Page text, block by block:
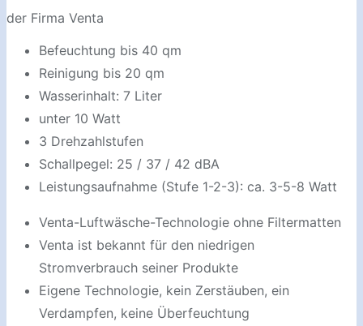
der Firma Venta
Befeuchtung bis 40 qm
Reinigung bis 20 qm
Wasserinhalt: 7 Liter
unter 10 Watt
3 Drehzahlstufen
Schallpegel: 25 / 37 / 42 dBA
Leistungsaufnahme (Stufe 1-2-3): ca. 3-5-8 Watt
Venta-Luftwäsche-Technologie ohne Filtermatten
Venta ist bekannt für den niedrigen
Stromverbrauch seiner Produkte
Eigene Technologie, kein Zerstäuben, ein
Verdampfen, keine Überfeuchtung